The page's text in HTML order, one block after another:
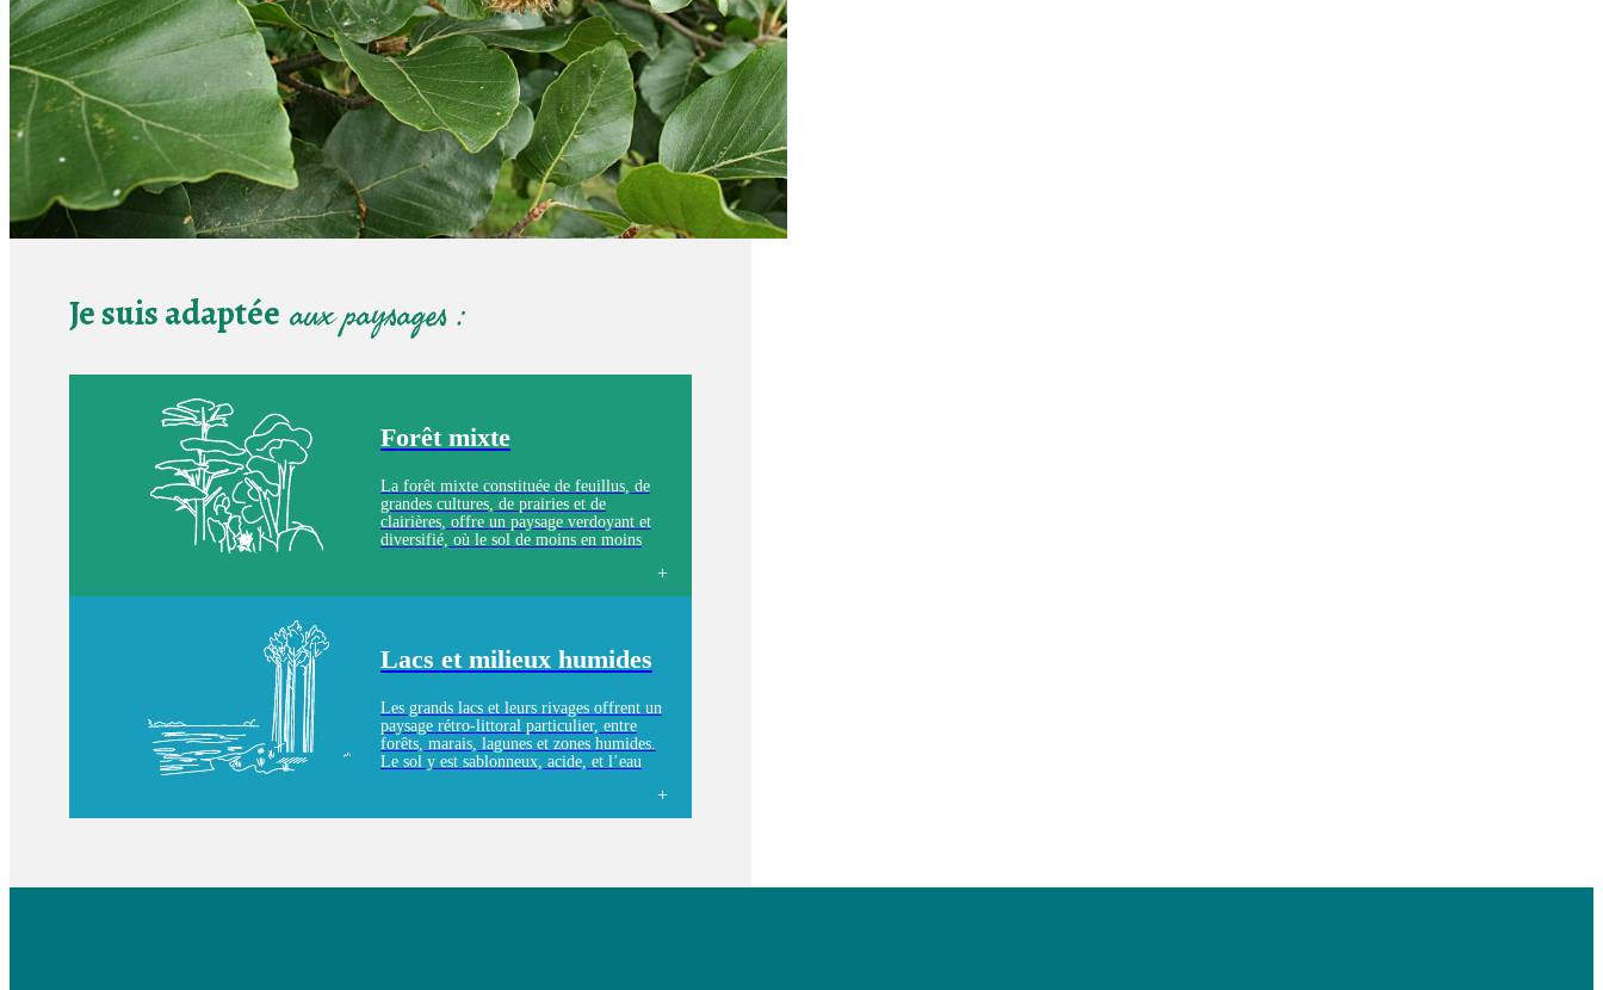
Je suis adaptée aux paysages :
Forêt mixte
La forêt mixte constituée de feuillus, de
grandes cultures, de prairies et de
clairières, offre un paysage verdoyant et
diversifié, où le sol de moins en moins
s’approche de l’estuaire.
Lacs et milieux humides
Les grands lacs et leurs rivages offrent un
paysage rétro-littoral particulier, entre
forêts, marais, lagunes et zones humides.
Le sol y est sablonneux, acide, et l’eau